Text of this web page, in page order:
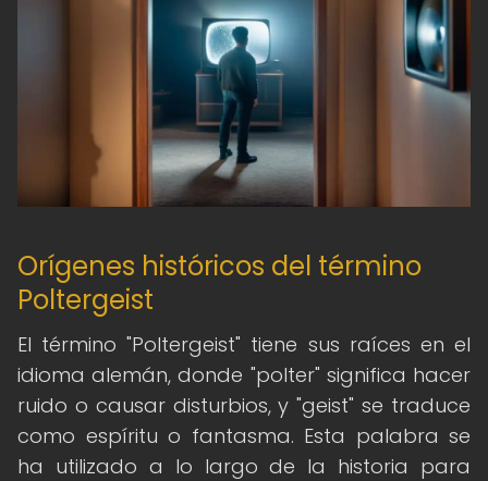
Orígenes históricos del término
Poltergeist
El término "Poltergeist" tiene sus raíces en el
idioma alemán, donde "polter" significa hacer
ruido o causar disturbios, y "geist" se traduce
como espíritu o fantasma. Esta palabra se
ha utilizado a lo largo de la historia para